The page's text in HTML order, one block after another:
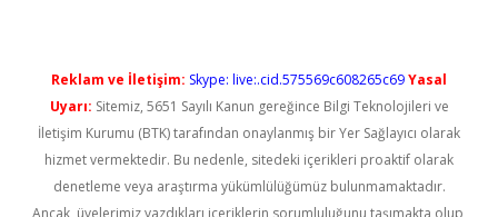
Reklam ve İletişim: Skype: live:.cid.575569c608265c69Yasal
Uyarı: Sitemiz, 5651 Sayılı Kanun gereğince Bilgi Teknolojileri ve
İletişim Kurumu (BTK) tarafından onaylanmış bir Yer Sağlayıcı olarak
hizmet vermektedir. Bu nedenle, sitedeki içerikleri proaktif olarak
denetleme veya araştırma yükümlülüğümüz bulunmamaktadır.
Ancak, üyelerimiz yazdıkları içeriklerin sorumluluğunu taşımakta olup,